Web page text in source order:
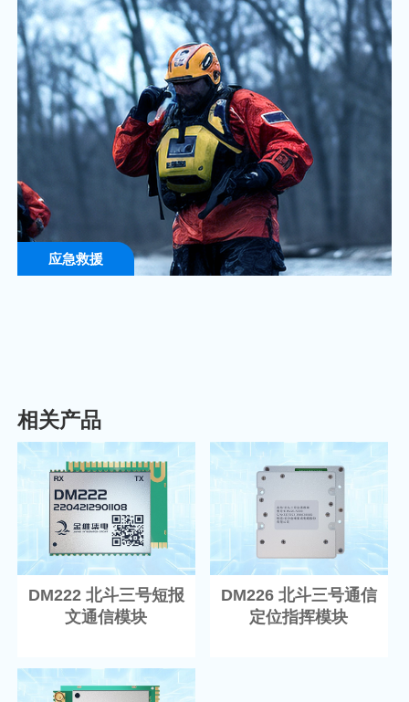
应急救援
相关产品
DM222 北斗三号短报
文通信模块
DM226 北斗三号通信
定位指挥模块